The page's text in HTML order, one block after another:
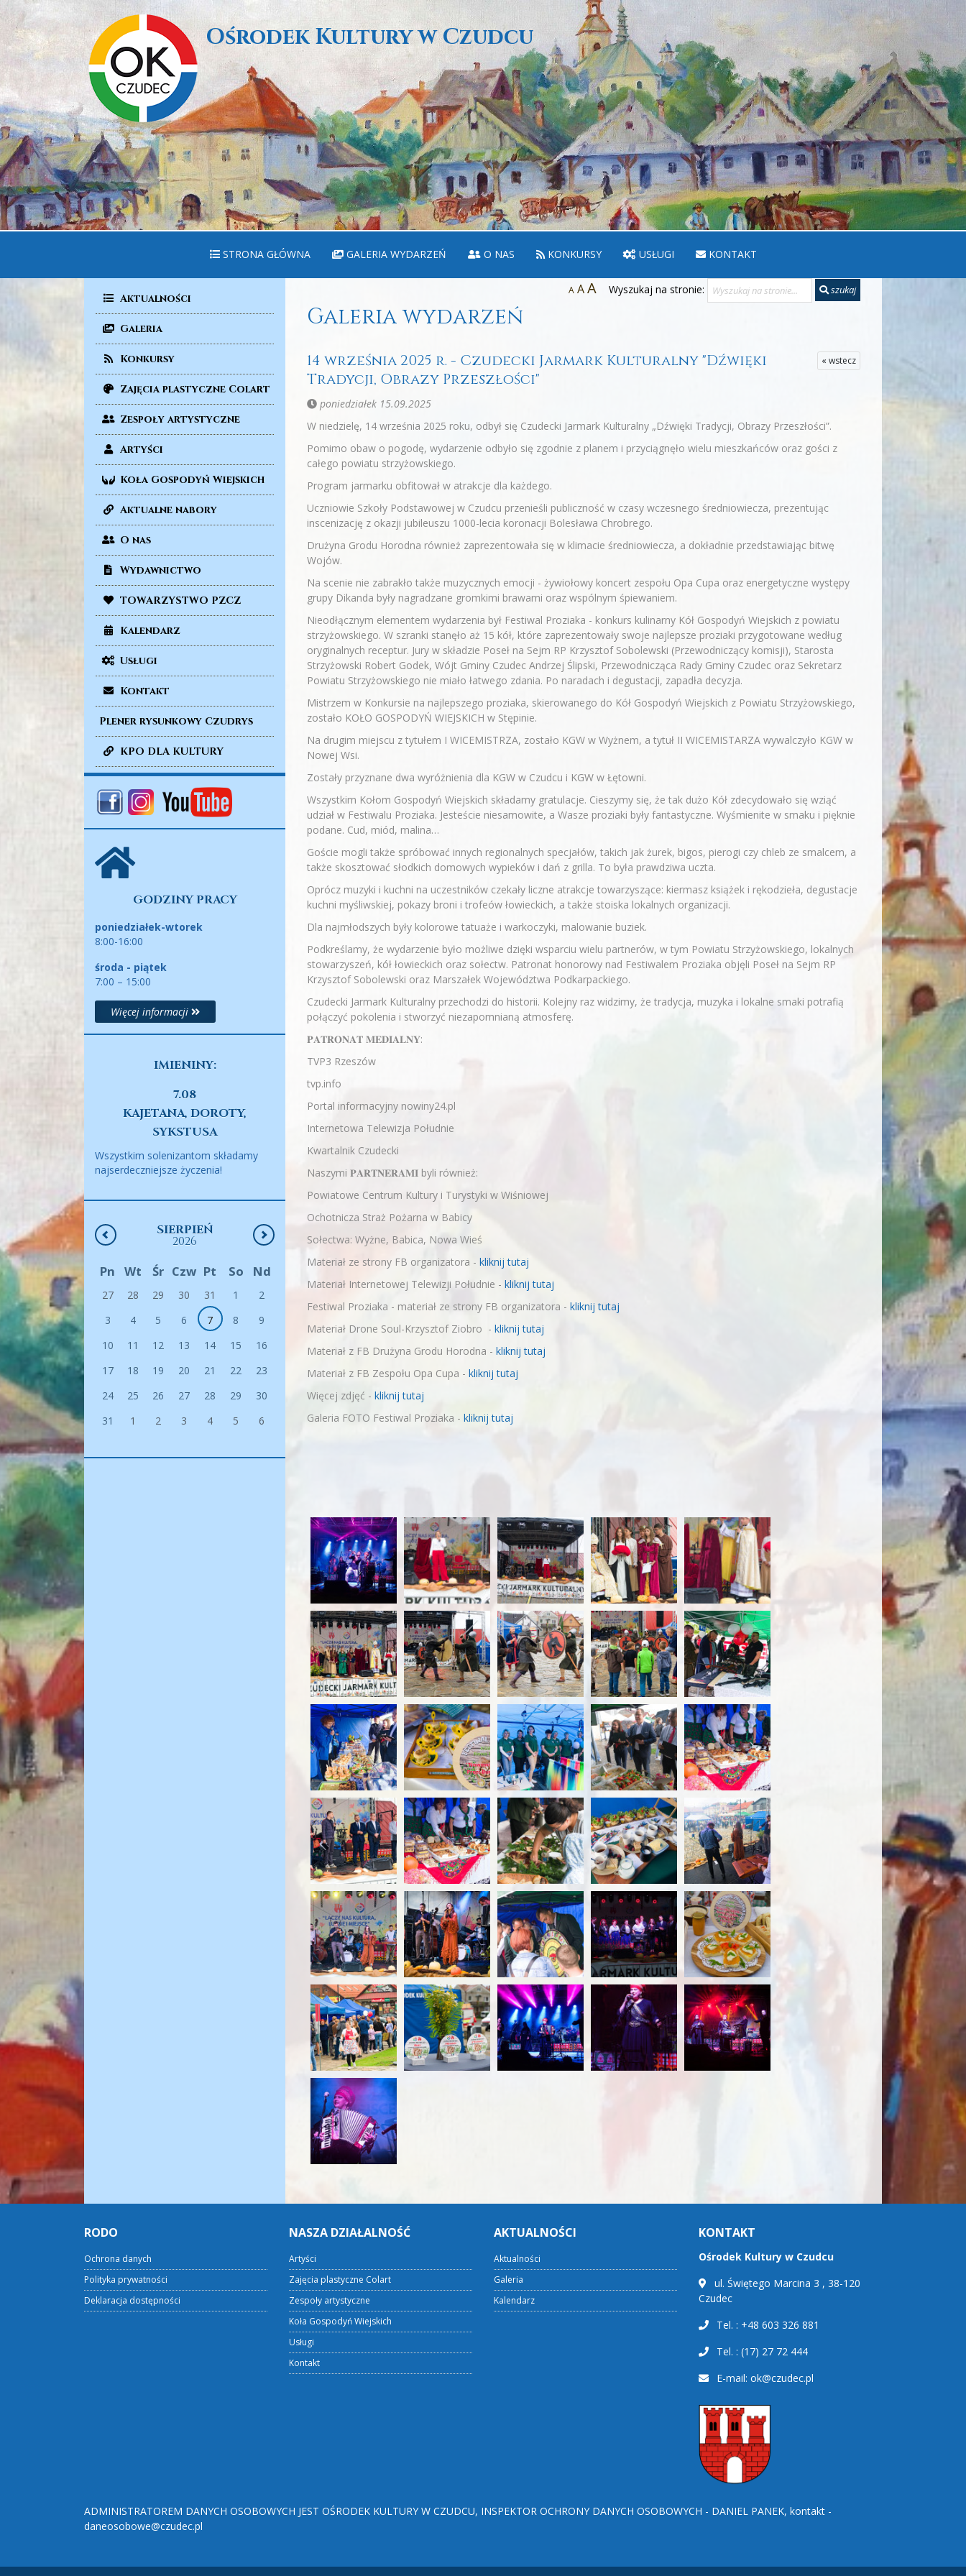
Ośrodek Kultury w Czudcu
STRONA GŁÓWNA GALERIA WYDARZEŃ O NAS KONKURSY USŁUGI KONTAKT
Aktualności
Galeria
Konkursy
Zajęcia plastyczne Colart
Zespoły artystyczne
Artyści
Koła Gospodyń Wiejskich
Aktualne nabory
O nas
Wydawnictwo
TOWARZYSTWO PZCZ
Kalendarz
Usługi
Kontakt
Plener rysunkowy Czudrys
KPO DLA KULTURY
GODZINY PRACY
poniedziałek-wtorek
8:00-16:00
środa - piątek
7:00 – 15:00
Więcej informacji
IMIENINY:
7.08
KAJETANA, DOROTY,
SYKSTUSA
Wszystkim solenizantom składamy
najserdeczniejsze życzenia!
SIERPIEŃ
2026
Pn Wt Śr Czw Pt So Nd
27 28 29 30 31 1
2
3
4 5 6 7 8
9
10
11 12 13 14 15
16
17
18 19 20 21 22
23
24
25 26 27 28 29
30
31
1 2 3 4 5 6
A AA Wyszukaj na stronie: szukaj
Galeria wydarzeń
« wstecz
14 września 2025 r. - Czudecki Jarmark Kulturalny "Dźwięki
Tradycji, Obrazy Przeszłości"
poniedziałek 15.09.2025
W niedzielę, 14 września 2025 roku, odbył się Czudecki Jarmark Kulturalny „Dźwięki Tradycji, Obrazy Przeszłości”.
Pomimo obaw o pogodę, wydarzenie odbyło się zgodnie z planem i przyciągnęło wielu mieszkańców oraz gości z
całego powiatu strzyżowskiego.
Program jarmarku obfitował w atrakcje dla każdego.
Uczniowie Szkoły Podstawowej w Czudcu przenieśli publiczność w czasy wczesnego średniowiecza, prezentując
inscenizację z okazji jubileuszu 1000-lecia koronacji Bolesława Chrobrego.
Drużyna Grodu Horodna również zaprezentowała się w klimacie średniowiecza, a dokładnie przedstawiając bitwę
Wojów.
Na scenie nie zabrakło także muzycznych emocji - żywiołowy koncert zespołu Opa Cupa oraz energetyczne występy
grupy Dikanda były nagradzane gromkimi brawami oraz wspólnym śpiewaniem.
Nieodłącznym elementem wydarzenia był Festiwal Proziaka - konkurs kulinarny Kół Gospodyń Wiejskich z powiatu
strzyżowskiego. W szranki stanęło aż 15 kół, które zaprezentowały swoje najlepsze proziaki przygotowane według
oryginalnych receptur. Jury w składzie Poseł na Sejm RP Krzysztof Sobolewski (Przewodniczący komisji), Starosta
Strzyżowski Robert Godek, Wójt Gminy Czudec Andrzej Ślipski, Przewodnicząca Rady Gminy Czudec oraz Sekretarz
Powiatu Strzyżowskiego nie miało łatwego zdania. Po naradach i degustacji, zapadła decyzja.
Mistrzem w Konkursie na najlepszego proziaka, skierowanego do Kół Gospodyń Wiejskich z Powiatu Strzyżowskiego,
zostało KOŁO GOSPODYŃ WIEJSKICH w Stępinie.
Na drugim miejscu z tytułem I WICEMISTRZA, zostało KGW w Wyżnem, a tytuł II WICEMISTARZA wywalczyło KGW w
Nowej Wsi.
Zostały przyznane dwa wyróżnienia dla KGW w Czudcu i KGW w Łętowni.
Wszystkim Kołom Gospodyń Wiejskich składamy gratulacje. Cieszymy się, że tak dużo Kół zdecydowało się wziąć
udział w Festiwalu Proziaka. Jesteście niesamowite, a Wasze proziaki były fantastyczne. Wyśmienite w smaku i pięknie
podane. Cud, miód, malina…
Goście mogli także spróbować innych regionalnych specjałów, takich jak żurek, bigos, pierogi czy chleb ze smalcem, a
także skosztować słodkich domowych wypieków i dań z grilla. To była prawdziwa uczta.
Oprócz muzyki i kuchni na uczestników czekały liczne atrakcje towarzyszące: kiermasz książek i rękodzieła, degustacje
kuchni myśliwskiej, pokazy broni i trofeów łowieckich, a także stoiska lokalnych organizacji.
Dla najmłodszych były kolorowe tatuaże i warkoczyki, malowanie buziek.
Podkreślamy, że wydarzenie było możliwe dzięki wsparciu wielu partnerów, w tym Powiatu Strzyżowskiego, lokalnych
stowarzyszeń, kół łowieckich oraz sołectw. Patronat honorowy nad Festiwalem Proziaka objęli Poseł na Sejm RP
Krzysztof Sobolewski oraz Marszałek Województwa Podkarpackiego.
Czudecki Jarmark Kulturalny przechodzi do historii. Kolejny raz widzimy, że tradycja, muzyka i lokalne smaki potrafią
połączyć pokolenia i stworzyć niezapomnianą atmosferę.
𝐏𝐀𝐓𝐑𝐎𝐍𝐀𝐓 𝐌𝐄𝐃𝐈𝐀𝐋𝐍𝐘:
TVP3 Rzeszów
tvp.info
Portal informacyjny nowiny24.pl
Internetowa Telewizja Południe
Kwartalnik Czudecki
Naszymi 𝐏𝐀𝐑𝐓𝐍𝐄𝐑𝐀𝐌𝐈 byli również:
Powiatowe Centrum Kultury i Turystyki w Wiśniowej
Ochotnicza Straż Pożarna w Babicy
Sołectwa: Wyżne, Babica, Nowa Wieś
Materiał ze strony FB organizatora - kliknij tutaj
Materiał Internetowej Telewizji Południe - kliknij tutaj
Festiwal Proziaka - materiał ze strony FB organizatora - kliknij tutaj
Materiał Drone Soul-Krzysztof Ziobro - kliknij tutaj
Materiał z FB Drużyna Grodu Horodna - kliknij tutaj
Materiał z FB Zespołu Opa Cupa - kliknij tutaj
Więcej zdjęć - kliknij tutaj
Galeria FOTO Festiwal Proziaka - kliknij tutaj
RODO
Ochrona danych
Polityka prywatności
Deklaracja dostępności
NASZA DZIAŁALNOŚĆ
Artyści
Zajęcia plastyczne Colart
Zespoły artystyczne
Koła Gospodyń Wiejskich
Usługi
Kontakt
AKTUALNOŚCI
Aktualności
Galeria
Kalendarz
KONTAKT
Ośrodek Kultury w Czudcu
ul. Świętego Marcina 3 , 38-120
Czudec
Tel. : +48 603 326 881
Tel. : (17) 27 72 444
E-mail: ok@czudec.pl
ADMINISTRATOREM DANYCH OSOBOWYCH JEST OŚRODEK KULTURY W CZUDCU, INSPEKTOR OCHRONY DANYCH OSOBOWYCH - DANIEL PANEK, kontakt -
daneosobowe@czudec.pl